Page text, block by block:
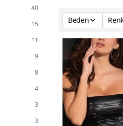
40
15
11
9
8
4
3
3
Beden